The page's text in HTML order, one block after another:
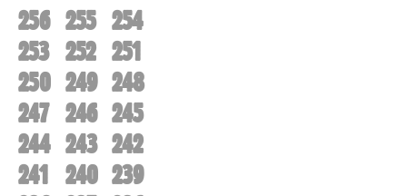
256 255 254
253 252 251
250 249 248
247 246 245
244 243 242
241 240 239